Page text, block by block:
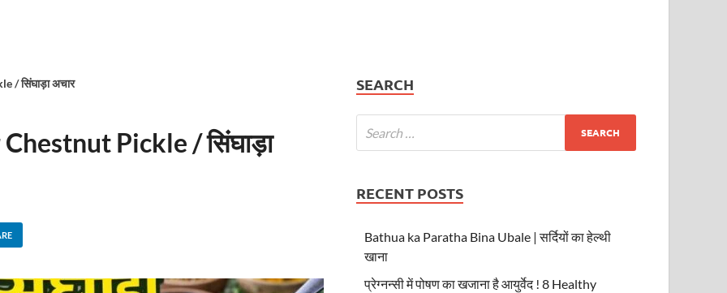
/ सिंघाड़ा अचार
Pickle / सिंघाड़ा
SEARCH
RECENT POSTS
Bathua ka Paratha Bina Ubale | सर्दियों का हेल्थी
खाना
प्रेग्नन्सी में पोषण का खजाना है आयुर्वेद ! 8 Healthy